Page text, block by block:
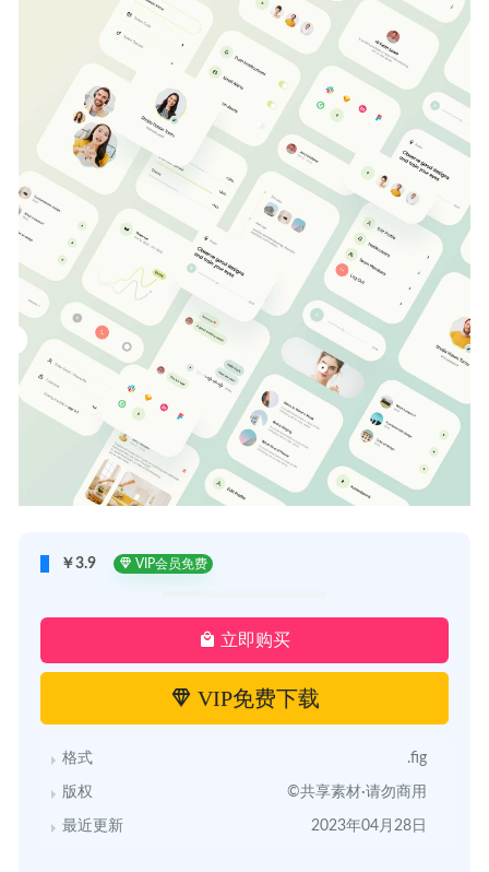
￥3.9 VIP会员免费
立即购买
VIP免费下载
格式 .fig
版权 ©共享素材·请勿商用
最近更新 2023年04月28日